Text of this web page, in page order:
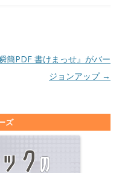
瞬簡PDF 書けまっせ』がバー
ジョンアップ →
ズ